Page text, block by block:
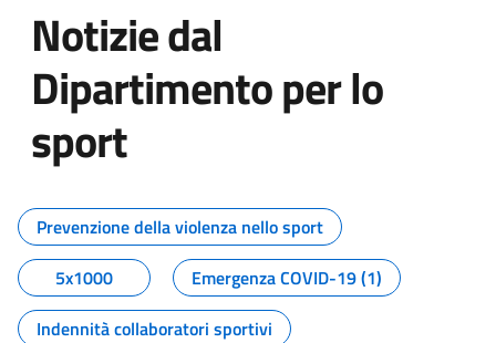
Notizie dal
Dipartimento per lo
sport
Tutti i contenuti della pagina
Prevenzione della violenza nello sport
5x1000
Emergenza COVID-19 (1)
Indennità collaboratori sportivi